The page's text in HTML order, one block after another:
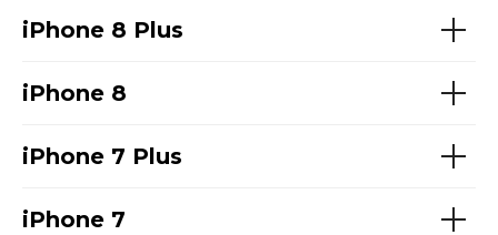
iPhone 8 Plus
iPhone 8
iPhone 7 Plus
iPhone 7